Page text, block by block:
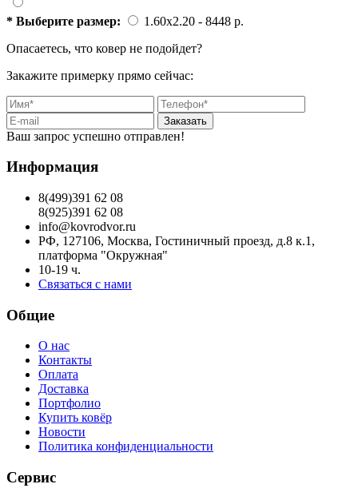
* Выберите размер: 1.60x2.20 - 8448 p.
Опасаетесь, что ковер не подойдет?
Закажите примерку прямо сейчас:
Заказать
Ваш запрос успешно отправлен!
Информация
8(499)391 62 08
8(925)391 62 08
info@kovrodvor.ru
РФ, 127106, Москва, Гостиничный проезд, д.8 к.1,
платформа "Окружная"
10-19 ч.
Связаться с нами
Общие
О нас
Контакты
Оплата
Доставка
Портфолио
Купить ковёр
Новости
Политика конфиденциальности
Сервис